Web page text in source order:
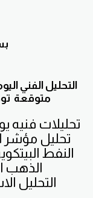
التحليل الفني
متوقعة
تحليلات فنيه
تحليل مؤشر
النفط
الذهب
التحليل